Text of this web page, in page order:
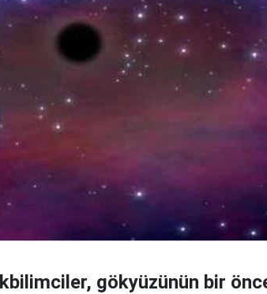
gökyüzünün bir